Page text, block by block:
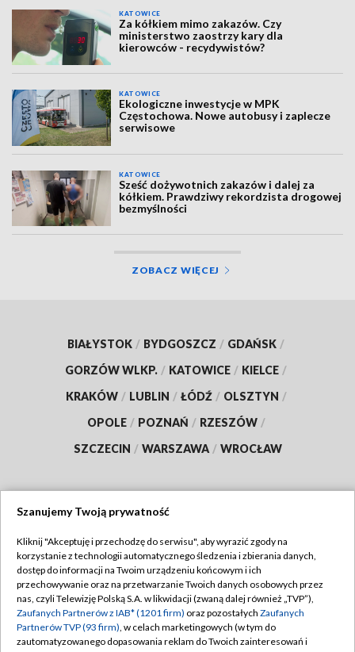
KATOWICE
Za kółkiem mimo zakazów. Czy
ministerstwo zaostrzy kary dla
kierowców - recydywistów?
KATOWICE
Ekologiczne inwestycje w MPK
Częstochowa. Nowe autobusy i zaplecze
serwisowe
KATOWICE
Sześć dożywotnich zakazów i dalej za
kółkiem. Prawdziwy rekordzista drogowej
bezmyślności
ZOBACZ WIĘCEJ
BIAŁYSTOK / BYDGOSZCZ / GDAŃSK /
GORZÓW WLKP. / KATOWICE / KIELCE /
KRAKÓW / LUBLIN / ŁÓDŹ / OLSZTYN /
OPOLE / POZNAŃ / RZESZÓW /
SZCZECIN / WARSZAWA / WROCŁAW
TVP
Abonament TVP
Emisja w TVP
Centrum informacji TVP
Regulamin TVP
Polityka prywatności
Moje zgody
Szanujemy Twoją prywatność
Kliknij "Akceptuję i przechodzę do serwisu", aby wyrazić zgody na
korzystanie z technologii automatycznego śledzenia i zbierania danych,
dostęp do informacji na Twoim urządzeniu końcowym i ich
przechowywanie oraz na przetwarzanie Twoich danych osobowych przez
nas, czyli Telewizję Polską S.A. w likwidacji (zwaną dalej również „TVP”),
Zaufanych Partnerów z IAB* (1201 firm) oraz pozostałych Zaufanych
Partnerów TVP (93 firm), w celach marketingowych (w tym do
zautomatyzowanego dopasowania reklam do Twoich zainteresowań i